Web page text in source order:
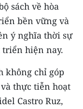
sách về hòa
bền vững và
ý nghĩa thời sự
triển hiện nay.
không chỉ góp
thực tiễn hoạt
Castro Ruz,